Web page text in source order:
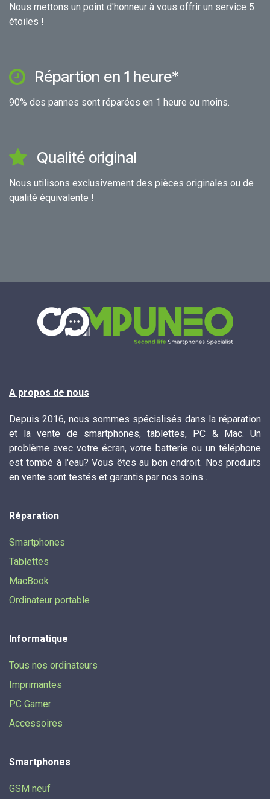
Nous mettons un point d'honneur à vous offrir un service 5
étoiles !
Répartion en 1 heure*
90% des pannes sont réparées en 1 heure ou moins.
Qualité original
Nous utilisons exclusivement des pièces originales ou de
qualité équivalente !
A propos de nous
Depuis 2016, nous sommes spécialisés dans la réparation
et la vente de smartphones, tablettes, PC & Mac. Un
problème avec votre écran, votre batterie ou un téléphone
est tombé à l'eau? Vous êtes au bon endroit. Nos produits
en vente sont testés et garantis par nos soins .
Réparation
Smartphones
Tablettes
MacBook
Ordinateur portable
Informatique
Tous nos ordinateurs
Imprimantes
PC Gamer
Accessoires
Smartphones
GSM neuf